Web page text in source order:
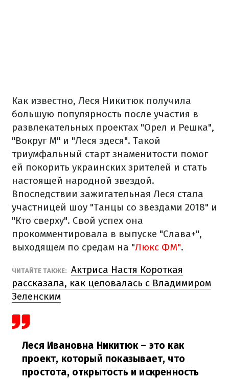
Как известно, Леся Никитюк получила
большую популярность после участия в
развлекательных проектах "Орел и Решка",
"Вокруг М" и "Леся здеся". Такой
триумфальный старт знаменитости помог
ей покорить украинских зрителей и стать
настоящей народной звездой.
Впоследствии зажигательная Леся стала
участницей шоу "Танцы со звездами 2018" и
"Кто сверху". Свой успех она
прокомментировала в выпуске "Слава+",
выходящем по средам на "Люкс ФМ".
ЧИТАЙТЕ ТАКЖЕ: Актриса Настя Короткая
рассказала, как целовалась с Владимиром
Зеленским
Леся Ивановна Никитюк – это как
проект, который показывает, что
простота, открытость и искренность